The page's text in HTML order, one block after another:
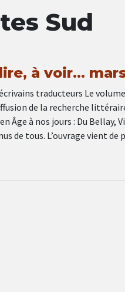
Sud
à voir…
traducteurs Le
de la recherche
Âge à nos jours : Du Bellay,
de tous. L’ouvrage vient